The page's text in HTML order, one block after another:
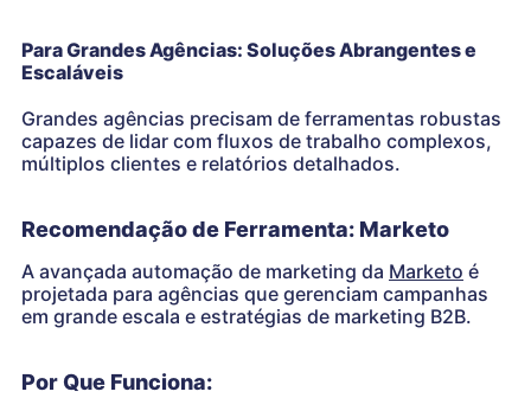
Para Grandes Agências: Soluções Abrangentes e
Escaláveis
Grandes agências precisam de ferramentas robustas
capazes de lidar com fluxos de trabalho complexos,
múltiplos clientes e relatórios detalhados.
Recomendação de Ferramenta: Marketo
A avançada automação de marketing da Marketo é
projetada para agências que gerenciam campanhas
em grande escala e estratégias de marketing B2B.
Por Que Funciona: